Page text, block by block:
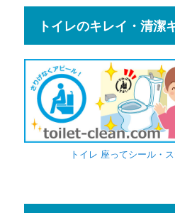
トイレのキレイ・清潔
トイレ 座ってシール・